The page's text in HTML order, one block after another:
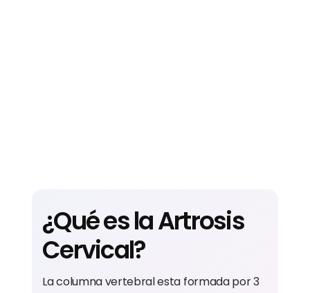
¿Qué es la Artrosis
Cervical?
La columna vertebral esta formada por 3